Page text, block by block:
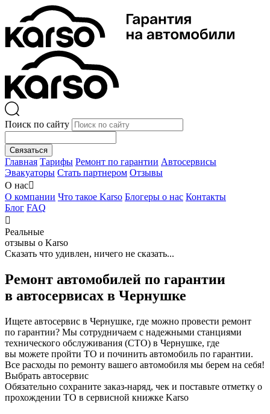
Поиск по сайту
Связаться
Главная Тарифы Ремонт по гарантии Автосервисы
Эвакуаторы Стать партнером Отзывы
О нас
О компании Что такое Karso Блогеры о нас Контакты
Блог FAQ

Реальные
отзывы о Karso
Сказать что удивлен, ничего не сказать...
Ремонт автомобилей по гарантии
в автосервисах в Чернушке
Ищете автосервис в Чернушке, где можно провести ремонт
по гарантии? Мы сотрудничаем с надежными станциями
технического обслуживания (СТО) в Чернушке, где
вы можете пройти ТО и починить автомобиль по гарантии.
Все расходы по ремонту вашего автомобиля мы берем на себя!
Выбрать автосервис
Обязательно сохраните заказ-наряд, чек и поставьте отметку о
прохождении ТО в сервисной книжке Karso